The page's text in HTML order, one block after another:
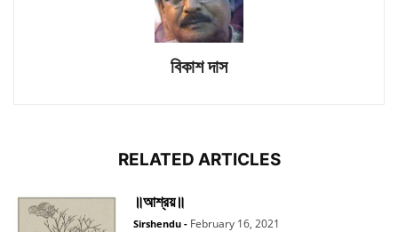
বিকাশ দাস
RELATED ARTICLES
॥আশ্রয়॥
Sirshendu - February 16, 2021